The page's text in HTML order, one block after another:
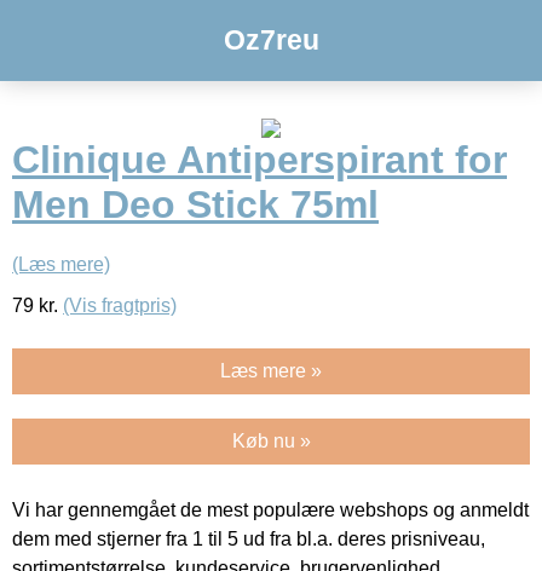
Oz7reu
Clinique Antiperspirant for
Men Deo Stick 75ml
(Læs mere)
79 kr. (Vis fragtpris)
Læs mere »
Køb nu »
Vi har gennemgået de mest populære webshops og anmeldt
dem med stjerner fra 1 til 5 ud fra bl.a. deres prisniveau,